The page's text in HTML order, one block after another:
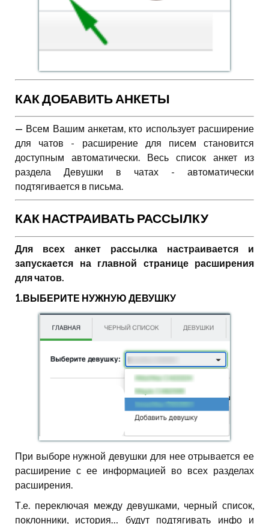
КАК ДОБАВИТЬ АНКЕТЫ
— Всем Вашим анкетам, кто использует расширение
для чатов - расширение для писем становится
доступным автоматически. Весь список анкет из
раздела Девушки в чатах - автоматически
подтягивается в письма.
КАК НАСТРАИВАТЬ РАССЫЛКУ
Для всех анкет рассылка настраивается и
запускается на главной странице расширения
для чатов.
1.ВЫБЕРИТЕ НУЖНУЮ ДЕВУШКУ
При выборе нужной девушки для нее отрывается ее
расширение с ее информацией во всех разделах
расширения.
Т.е. переключая между девушками, черный список,
поклонники, история… будут подтягивать инфо и